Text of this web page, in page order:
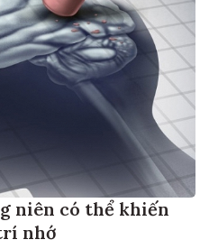
niên có thể khiến
nhớ